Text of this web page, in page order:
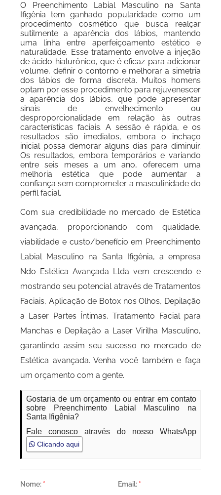
O Preenchimento Labial Masculino na Santa
Ifigênia tem ganhado popularidade como um
procedimento cosmético que busca realçar
sutilmente a aparência dos lábios, mantendo
uma linha entre aperfeiçoamento estético e
naturalidade. Esse tratamento envolve a injeção
de ácido hialurônico, que é eficaz para adicionar
volume, definir o contorno e melhorar a simetria
dos lábios de forma discreta. Muitos homens
optam por esse procedimento para rejuvenescer
a aparência dos lábios, que pode apresentar
sinais de envelhecimento ou
desproporcionalidade em relação às outras
características faciais. A sessão é rápida, e os
resultados são imediatos, embora o inchaço
inicial possa demorar alguns dias para diminuir.
Os resultados, embora temporários e variando
entre seis meses a um ano, oferecem uma
melhoria estética que pode aumentar a
confiança sem comprometer a masculinidade do
perfil facial.
Com sua credibilidade no mercado de Estética
avançada, proporcionando com qualidade,
viabilidade e custo/benefício em Preenchimento
Labial Masculino na Santa Ifigênia, a empresa
Ndo Estética Avançada Ltda vem crescendo e
mostrando seu potencial através de Tratamentos
Faciais, Aplicação de Botox nos Olhos, Depilação
a Laser Partes Íntimas, Tratamento Facial para
Manchas e Depilação a Laser Virilha Masculino,
garantindo assim seu sucesso no mercado de
Estética avançada. Venha você também e faça
um orçamento com a gente.
Gostaria de um orçamento ou entrar em contato
sobre Preenchimento Labial Masculino na
Santa Ifigênia?
Fale conosco através do nosso WhatsApp
Clicando aqui
Nome: * Email: *